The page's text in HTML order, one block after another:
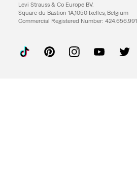
Levi Strauss & Co Europe BV.
Square du Bastion 1A,1050 Ixelles, Belgium
Commercial Registered Number: 424.656.991